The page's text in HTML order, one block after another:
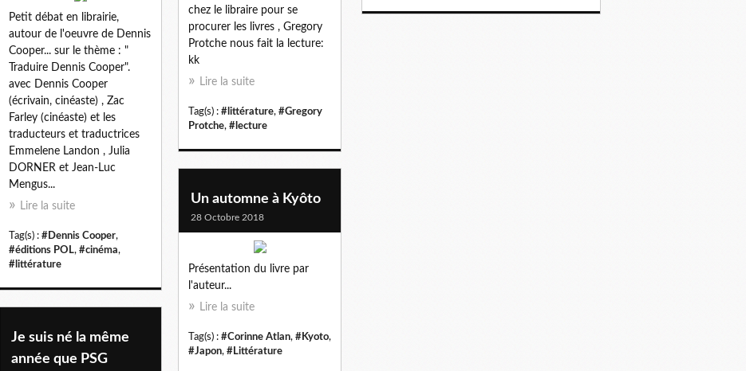
chez le libraire pour se
procurer les livres , Gregory
Protche nous fait la lecture:
kk
Lire la suite
Tag(s) : #littérature, #Gregory
Protche, #lecture
Petit débat en librairie,
autour de l'oeuvre de Dennis
Cooper... sur le thème : "
Traduire Dennis Cooper".
avec Dennis Cooper
(écrivain, cinéaste) , Zac
Farley (cinéaste) et les
traducteurs et traductrices
Emmelene Landon , Julia
DORNER et Jean-Luc
Mengus...
Lire la suite
Tag(s) : #Dennis Cooper,
#éditions POL, #cinéma,
#littérature
Un automne à Kyôto
28 Octobre 2018
Présentation du livre par
l'auteur...
Lire la suite
Tag(s) : #Corinne Atlan, #Kyoto,
#Japon, #Littérature
Je suis né la même
année que PSG